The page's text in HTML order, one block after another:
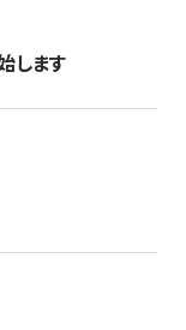
します